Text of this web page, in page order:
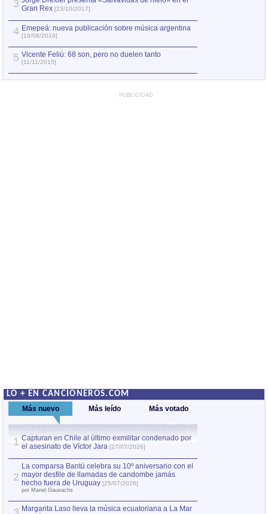
3 Gran Rex [23/10/2017]
4 Emepeá: nueva publicación sobre música argentina
[19/08/2016]
5 Vicente Feliú: 68 son, pero no duelen tanto
[11/11/2015]
PUBLICIDAD
LO + EN CANCIONEROS.COM
Más nuevo Más leído Más votado
1 Capturan en Chile al último exmilitar condenado por
el asesinato de Víctor Jara [27/07/2026]
2
La comparsa Bantú celebra su 10º aniversario con el
mayor desfile de llamadas de candombe jamás
hecho fuera de Uruguay [25/07/2026]
por Manel Gausachs
Margarita Laso lleva la música ecuatoriana a La Mar